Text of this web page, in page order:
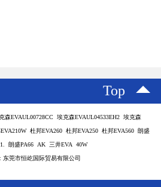
Top
森EVAUL00728CC 埃克森EVAUL04533EH2 埃克森
杜邦EVA260 杜邦EVA250 杜邦EVA560 朗盛
朗盛PA66 AK 三井EVA 40W
东莞市恒屹国际贸易有限公司